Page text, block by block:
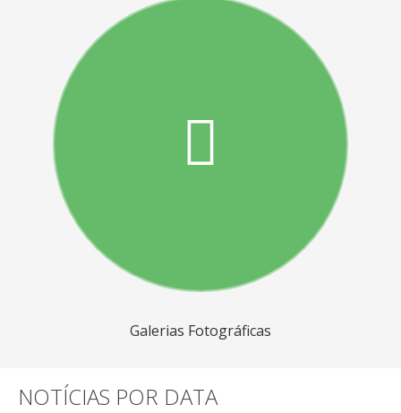
Galerias Fotográficas
NOTÍCIAS POR DATA